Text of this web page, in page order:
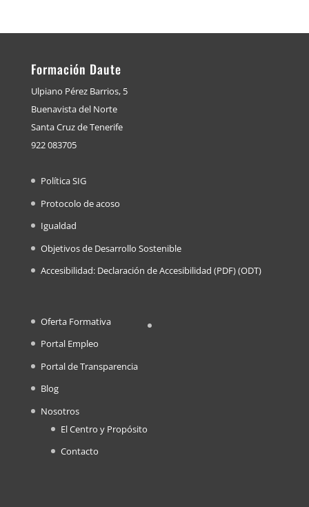
Formación Daute
Ulpiano Pérez Barrios, 5
Buenavista del Norte
Santa Cruz de Tenerife
922 083705
Política SIG
Protocolo de acoso
Igualdad
Objetivos de Desarrollo Sostenible
Accesibilidad: Declaración de Accesibilidad (PDF) (ODT)
Oferta Formativa
Portal Empleo
Portal de Transparencia
Blog
Nosotros
El Centro y Propósito
Contacto